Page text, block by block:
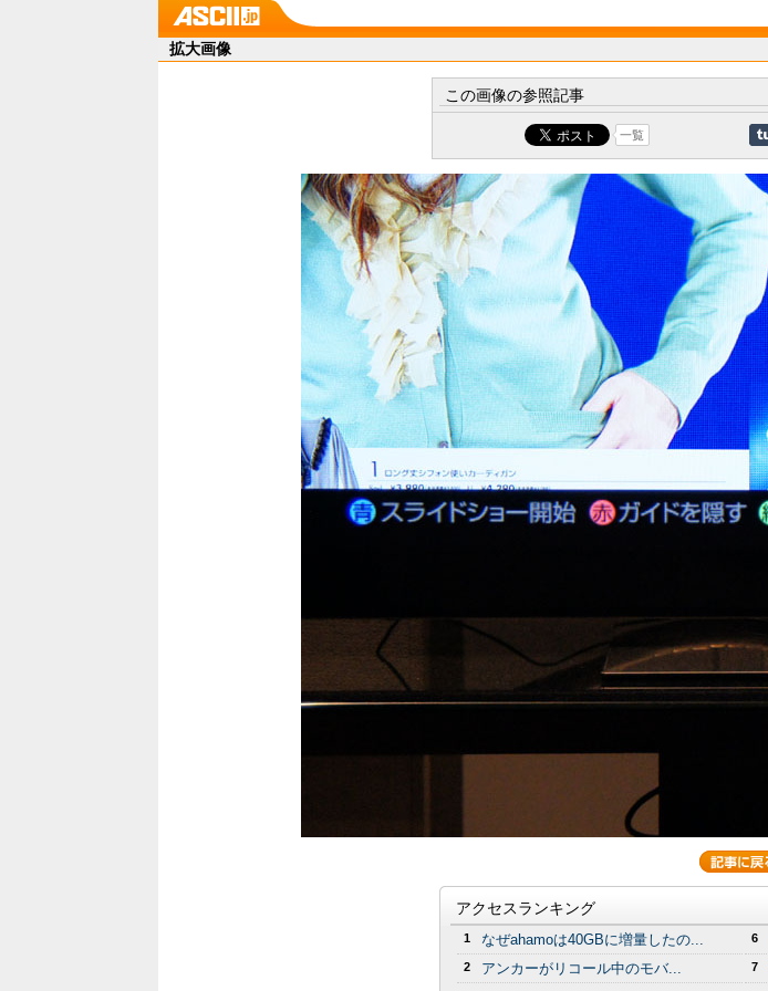
拡大画像
この画像の参照記事
一覧
アクセスランキング
1 なぜahamoは40GBに増量したの...
2 アンカーがリコール中のモバ...
6
7